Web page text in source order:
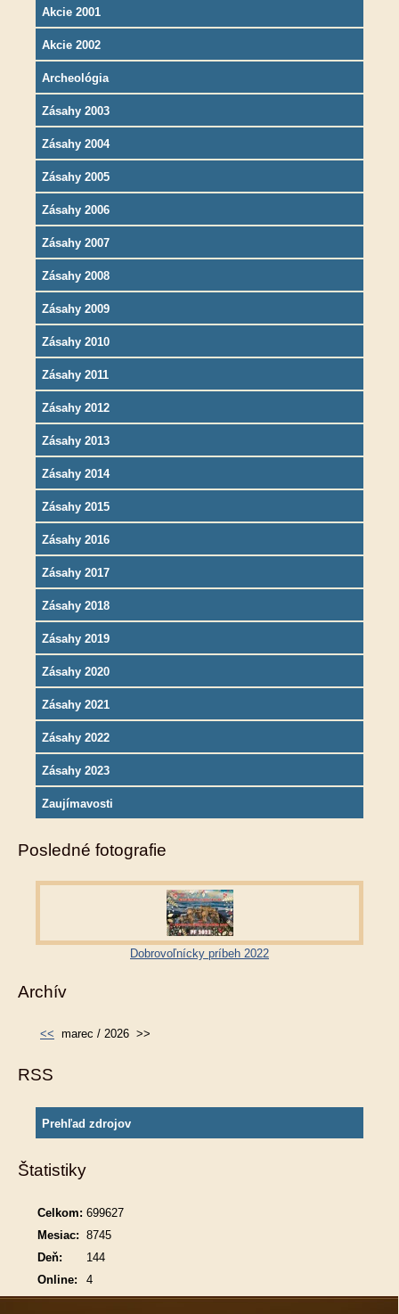
Akcie 2001
Akcie 2002
Archeológia
Zásahy 2003
Zásahy 2004
Zásahy 2005
Zásahy 2006
Zásahy 2007
Zásahy 2008
Zásahy 2009
Zásahy 2010
Zásahy 2011
Zásahy 2012
Zásahy 2013
Zásahy 2014
Zásahy 2015
Zásahy 2016
Zásahy 2017
Zásahy 2018
Zásahy 2019
Zásahy 2020
Zásahy 2021
Zásahy 2022
Zásahy 2023
Zaujímavosti
Posledné fotografie
Dobrovoľnícky príbeh 2022
Archív
<< marec / 2026 >>
RSS
Prehľad zdrojov
Štatistiky
Online: 4
Celkom: 699627
Mesiac: 8745
Deň:
144